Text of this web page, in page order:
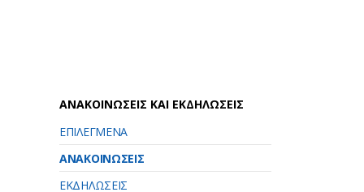
ΑΝΑΚΟΙΝΩΣΕΙΣ ΚΑΙ ΕΚΔΗΛΩΣΕΙΣ
ΕΠΙΛΕΓΜΕΝΑ
ΑΝΑΚΟΙΝΩΣΕΙΣ
ΕΚΔΗΛΩΣΕΙΣ